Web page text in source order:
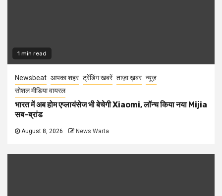
1 min read
Newsbeat आपका शहर ट्रेंडिंग खबरें ताज़ा ख़बर न्यूज़
सोशल मीडिया वायरल
भारत में अब होम एप्लायंसेज भी बेचेगी Xiaomi, लॉन्च किया नया Mijia
सब-ब्रांड
August 8, 2026 News Warta